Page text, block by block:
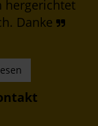
hergerichtet
Danke